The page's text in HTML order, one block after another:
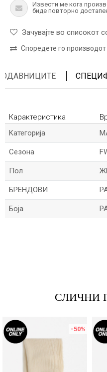
Извести ме кога
биде повторно
Зачувајте во списокот
Споредете го производот
Карактеристика
Kатегорија
Сезона
Пол
БРЕНДОВИ
Боја
Порака
СЛИЧНИ
-50%